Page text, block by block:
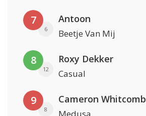
7
6
Antoon
Beetje Van Mij
8
12
Roxy Dekker
Casual
9
8
Cameron Whitcomb